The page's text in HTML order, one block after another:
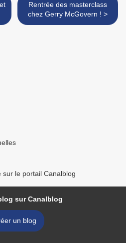
Rentrée des masterclass
chez Gerry McGovern ! >
le portail Canalblog
sur Canalblog
un blog